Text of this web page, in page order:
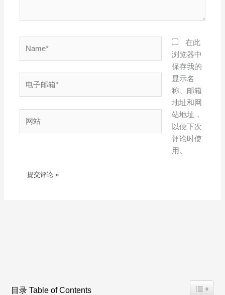
站
在此
浏览器中
保存我的
显示名
称、邮箱
地址和网
站地址，
以便下次
评论时使
用。
目录 Table of Contents Toggle